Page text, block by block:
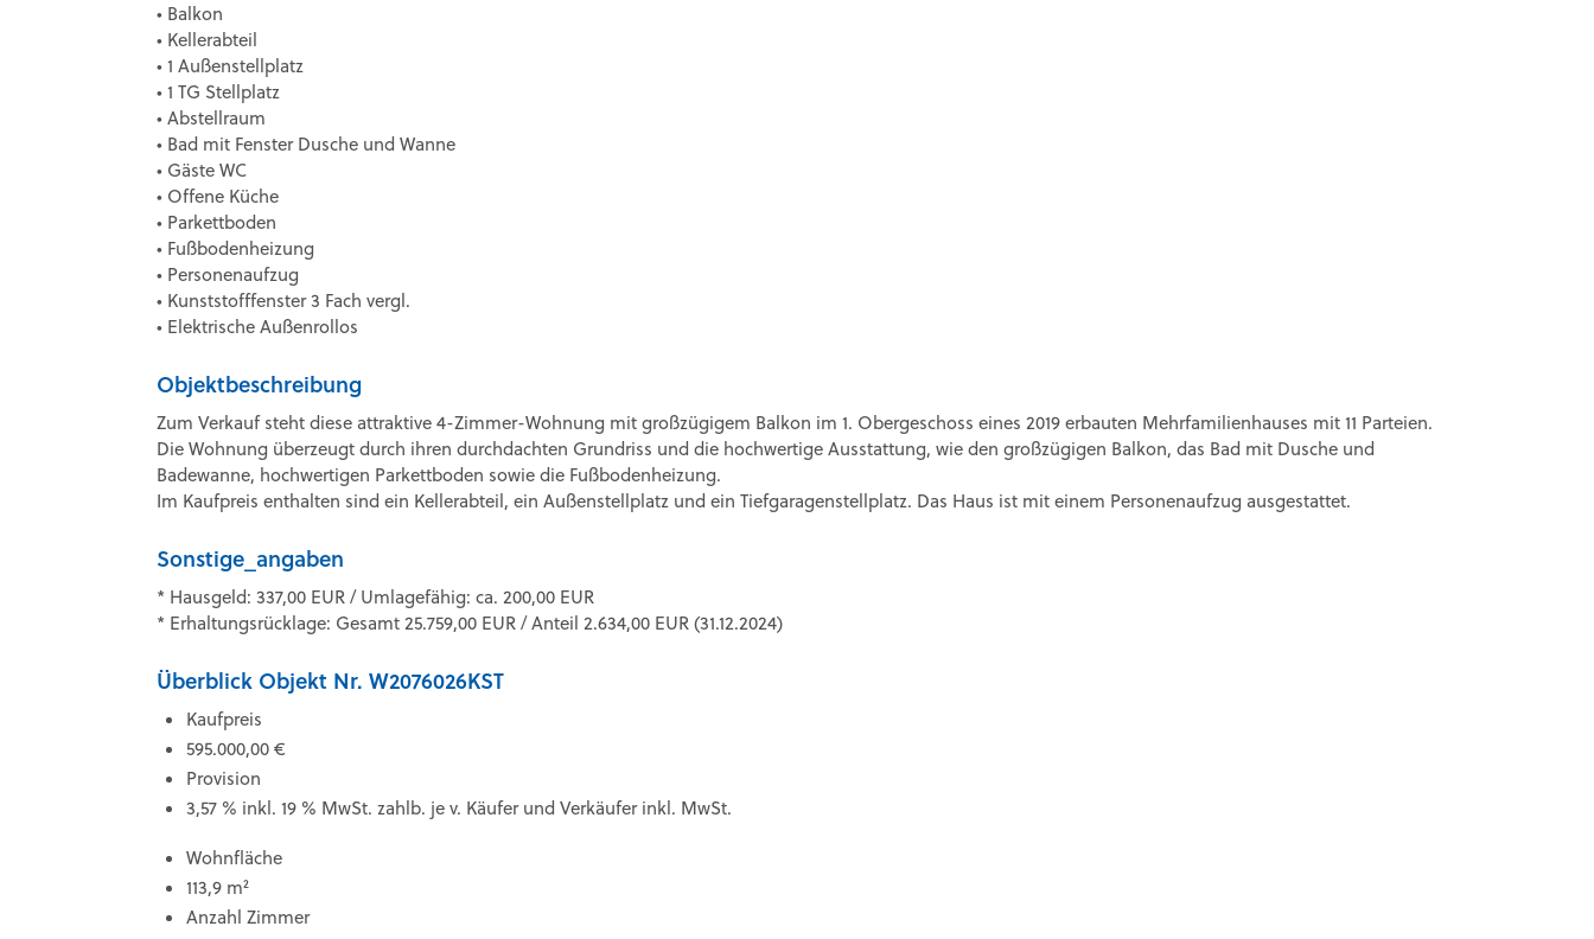
• Balkon
• Kellerabteil
• 1 Außenstellplatz
• 1 TG Stellplatz
• Abstellraum
• Bad mit Fenster Dusche und Wanne
• Gäste WC
• Offene Küche
• Parkettboden
• Fußbodenheizung
• Personenaufzug
• Kunststofffenster 3 Fach vergl.
• Elektrische Außenrollos
Objektbeschreibung
Zum Verkauf steht diese attraktive 4-Zimmer-Wohnung mit großzügigem Balkon im 1. Obergeschoss eines 2019 erbauten Mehrfamilienhauses mit 11 Parteien.
Die Wohnung überzeugt durch ihren durchdachten Grundriss und die hochwertige Ausstattung, wie den großzügigen Balkon, das Bad mit Dusche und
Badewanne, hochwertigen Parkettboden sowie die Fußbodenheizung.
Im Kaufpreis enthalten sind ein Kellerabteil, ein Außenstellplatz und ein Tiefgaragenstellplatz. Das Haus ist mit einem Personenaufzug ausgestattet.
Sonstige_angaben
* Hausgeld: 337,00 EUR / Umlagefähig: ca. 200,00 EUR
* Erhaltungsrücklage: Gesamt 25.759,00 EUR / Anteil 2.634,00 EUR (31.12.2024)
Überblick Objekt Nr. W2076026KST
Kaufpreis
595.000,00 €
Provision
3,57 % inkl. 19 % MwSt. zahlb. je v. Käufer und Verkäuferinkl. MwSt.
Wohnfläche
113,9 m²
Anzahl Zimmer